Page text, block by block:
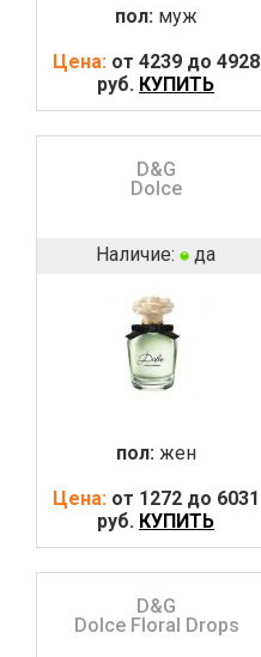
пол: муж
Цена: от 4239 до 4928
руб. КУПИТЬ
D&G
Dolce
Наличие: да
пол: жен
Цена: от 1272 до 6031
руб. КУПИТЬ
D&G
Dolce Floral Drops